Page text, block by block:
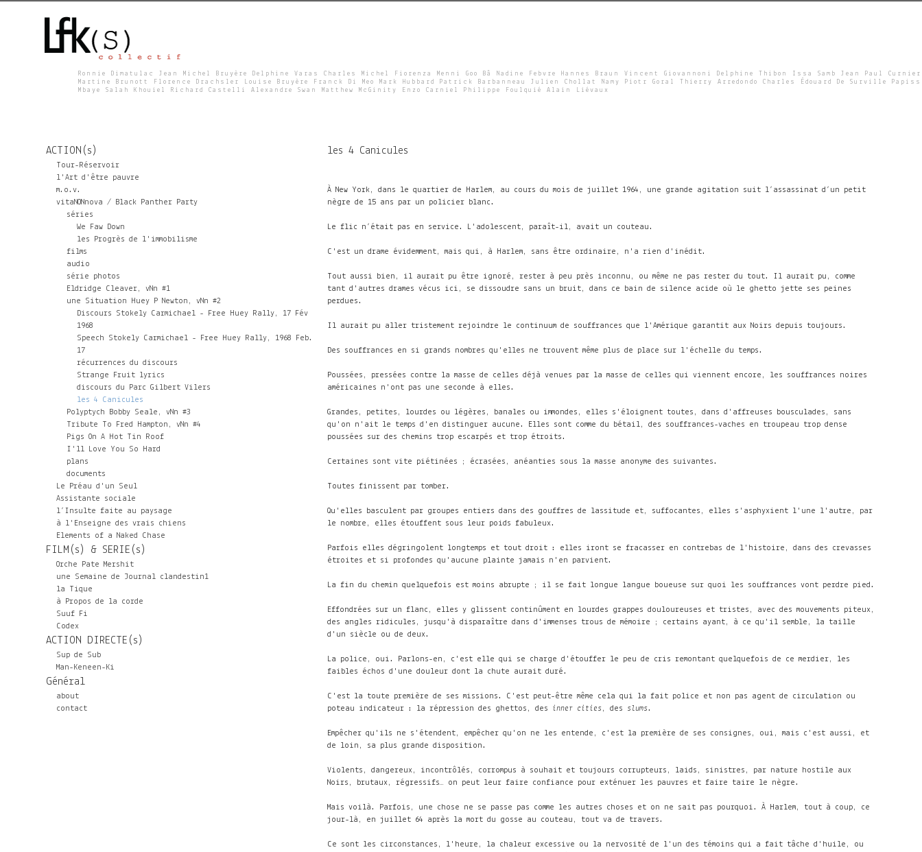
F
K
S
Ronnie Dimatulac Jean Michel Bruyère Delphine Varas Charles Michel Fiorenza Menni Goo Bâ Nadine Febvre Hannes Braun Vincent Giovannoni Delphine Thibon Issa Samb Jean Paul Curnier
Martine Brunott Florence Drachsler Louise Bruyère Franck Di Meo Mark Hubbard Patrick Barbanneau Julien Chollat Namy Piotr Goral Thierry Arredondo Charles Édouard De Surville Papiss
Mbaye Salah Khouiel Richard Castelli Alexandre Swan Matthew McGinity Enzo Carniel Philippe Foulquié Alain Liévaux
ACTION(s)
Tour-Réservoir
l'Art d'être pauvre
m.o.v.
vitaNONnova / Black Panther Party
séries
We Faw Down
les Progrès de l'immobilisme
films
audio
série photos
Eldridge Cleaver, vNn #1
une Situation Huey P Newton, vNn #2
Discours Stokely Carmichael - Free Huey Rally, 17 Fév
1968
Speech Stokely Carmichael - Free Huey Rally, 1968 Feb.
17
récurrences du discours
Strange Fruit lyrics
discours du Parc Gilbert Vilers
les 4 Canicules
Polyptych Bobby Seale, vNn #3
Tribute To Fred Hampton, vNn #4
Pigs On A Hot Tin Roof
I'll Love You So Hard
plans
documents
Le Préau d'un Seul
Assistante sociale
l’Insulte faite au paysage
à l'Enseigne des vrais chiens
Elements of a Naked Chase
FILM(s) & SERIE(s)
Orche Pate Mershit
une Semaine de Journal clandestin1
la Tique
à Propos de la corde
Suuf Fi
Codex
ACTION DIRECTE(s)
Sup de Sub
Man-Keneen-Ki
Général
about
contact
les 4 Canicules
À New York, dans le quartier de Harlem, au cours du mois de juillet 1964, une grande agitation suit l’assassinat d’un petit
nègre de 15 ans par un policier blanc.
Le flic n’était pas en service. L'adolescent, paraît-il, avait un couteau.
C'est un drame évidemment, mais qui, à Harlem, sans être ordinaire, n'a rien d'inédit.
Tout aussi bien, il aurait pu être ignoré, rester à peu près inconnu, ou même ne pas rester du tout. Il aurait pu, comme
tant d'autres drames vécus ici, se dissoudre sans un bruit, dans ce bain de silence acide où le ghetto jette ses peines
perdues.
Il aurait pu aller tristement rejoindre le continuum de souffrances que l'Amérique garantit aux Noirs depuis toujours.
Des souffrances en si grands nombres qu'elles ne trouvent même plus de place sur l'échelle du temps.
Poussées, pressées contre la masse de celles déjà venues par la masse de celles qui viennent encore, les souffrances noires
américaines n'ont pas une seconde à elles.
Grandes, petites, lourdes ou légères, banales ou immondes, elles s'éloignent toutes, dans d'affreuses bousculades, sans
qu'on n'ait le temps d'en distinguer aucune. Elles sont comme du bétail, des souffrances-vaches en troupeau trop dense
poussées sur des chemins trop escarpés et trop étroits.
Certaines sont vite piétinées ; écrasées, anéanties sous la masse anonyme des suivantes.
Toutes finissent par tomber.
Qu'elles basculent par groupes entiers dans des gouffres de lassitude et, suffocantes, elles s'asphyxient l'une l'autre, par
le nombre, elles étouffent sous leur poids fabuleux.
Parfois elles dégringolent longtemps et tout droit : elles iront se fracasser en contrebas de l'histoire, dans des crevasses
étroites et si profondes qu'aucune plainte jamais n'en parvient.
La fin du chemin quelquefois est moins abrupte ; il se fait longue langue boueuse sur quoi les souffrances vont perdre pied.
Effondrées sur un flanc, elles y glissent continûment en lourdes grappes douloureuses et tristes, avec des mouvements piteux,
des angles ridicules, jusqu'à disparaître dans d'immenses trous de mémoire ; certains ayant, à ce qu'il semble, la taille
d'un siècle ou de deux.
La police, oui. Parlons-en, c'est elle qui se charge d'étouffer le peu de cris remontant quelquefois de ce merdier, les
faibles échos d'une douleur dont la chute aurait duré.
C'est la toute première de ses missions. C'est peut-être même cela qui la fait police et non pas agent de circulation ou
poteau indicateur : la répression des ghettos, des inner cities, des slums.
Empêcher qu'ils ne s'étendent, empêcher qu'on ne les entende, c'est la première de ses consignes, oui, mais c'est aussi, et
de loin, sa plus grande disposition.
Violents, dangereux, incontrôlés, corrompus à souhait et toujours corrupteurs, laids, sinistres, par nature hostile aux
Noirs, brutaux, régressifs… on peut leur faire confiance pour exténuer les pauvres et faire taire le nègre.
Mais voilà. Parfois, une chose ne se passe pas comme les autres choses et on ne sait pas pourquoi. À Harlem, tout à coup, ce
jour-là, en juillet 64 après la mort du gosse au couteau, tout va de travers.
Ce sont les circonstances, l'heure, la chaleur excessive ou la nervosité de l'un des témoins qui a fait tâche d'huile, ou